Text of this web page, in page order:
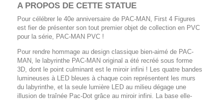
A PROPOS DE CETTE STATUE
Pour célébrer le 40e anniversaire de PAC-MAN, First 4 Figures
est fier de présenter son tout premier objet de collection en PVC
pour la série, PAC-MAN PVC !
Pour rendre hommage au design classique bien-aimé de PAC-
MAN, le labyrinthe PAC-MAN original a été recréé sous forme
3D, dont le point culminant est le miroir infini ! Les quatre bandes
lumineuses à LED bleues à chaque coin représentent les murs
du labyrinthe, et la seule lumière LED au milieu dégage une
illusion de traînée Pac-Dot grâce au miroir infini. La base elle-